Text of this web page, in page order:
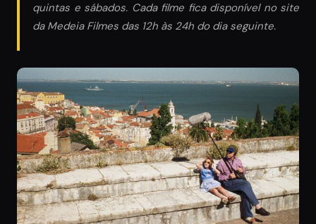
quintas e sábados. Cada filme fica disponível no site
da Medeia Filmes das 12h às 24h do dia seguinte.